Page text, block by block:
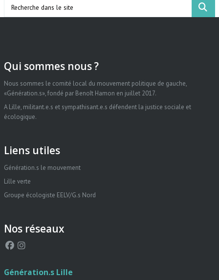
Qui sommes nous ?
Nous sommes le comité local du mouvement politique de gauche,
«Génération.s», fondé par Benoît Hamon en juillet 2017.
A Lille, militant.e.s et sympathisant.e.s défendent la justice sociale et
écologique.
Liens utiles
Génération.s le mouvement
Lille verte
Groupe écologiste EELV/G.s Nord
Nos réseaux
Génération.s Lille